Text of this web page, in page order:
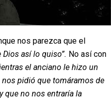
nos parezca que el
así lo quiso”. No así con
el anciano le hizo un
nos pidió que tomáramos de
que no nos entraría la